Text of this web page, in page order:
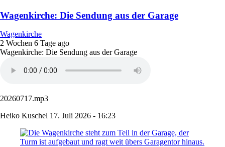
Wagenkirche: Die Sendung aus der Garage
Wagenkirche
2 Wochen 6 Tage ago
Wagenkirche: Die Sendung aus der Garage
20260717.mp3
Heiko Kuschel 17. Juli 2026 - 16:23